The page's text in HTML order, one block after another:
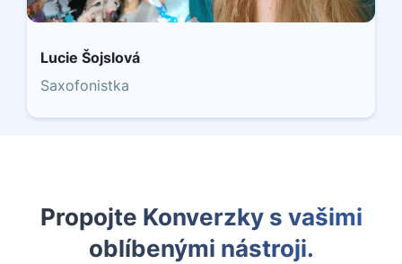
Lucie Šojslová
Saxofonistka
Propojte Konverzky s vašimi
oblíbenými nástroji.